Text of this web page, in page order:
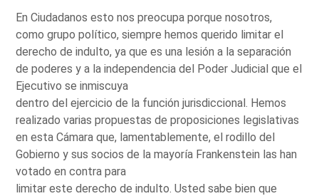
En Ciudadanos esto nos preocupa porque nosotros,
como grupo político, siempre hemos querido limitar el
derecho de indulto, ya que es una lesión a la separación
de poderes y a la independencia del Poder Judicial que el
Ejecutivo se inmiscuya
dentro del ejercicio de la función jurisdiccional. Hemos
realizado varias propuestas de proposiciones legislativas
en esta Cámara que, lamentablemente, el rodillo del
Gobierno y sus socios de la mayoría Frankenstein las han
votado en contra para
limitar este derecho de indulto. Usted sabe bien que